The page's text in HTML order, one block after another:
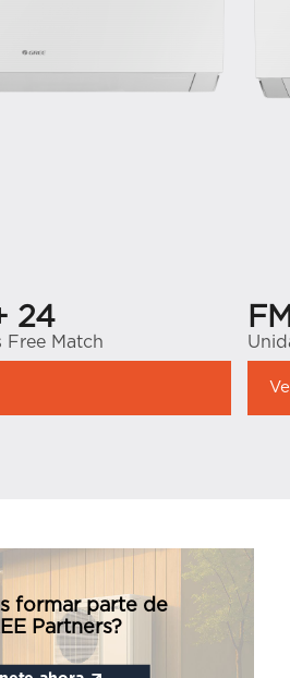
24
Free Match
formar parte de
Partners?